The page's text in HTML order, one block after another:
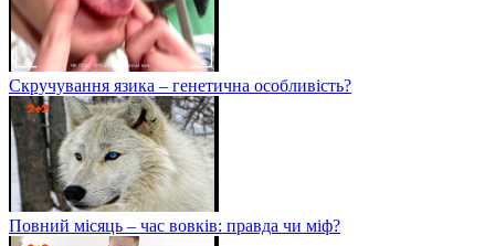
Скручування язика – генетична особливість?
Повний місяць – час вовків: правда чи міф?